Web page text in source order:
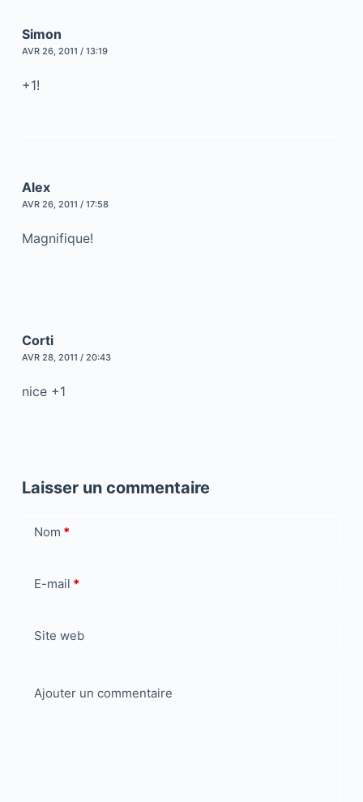
Simon
AVR 26, 2011 / 13:19
+1!
Alex
AVR 26, 2011 / 17:58
Magnifique!
Corti
AVR 28, 2011 / 20:43
nice +1
Laisser un commentaire
Nom *
E-mail *
Site web
Ajouter un commentaire